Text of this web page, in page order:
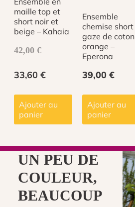
maille top et
short noir et
beige – Kahaia
42,00€
ÉTAIT :
33,60 €
EST :
Ajouter au
panier
Ensemble
chemise short
gaze de coton
orange –
Eperona
39,00€
Ajouter au
panier
UN PEU DE
COULEUR,
BEAUCOUP